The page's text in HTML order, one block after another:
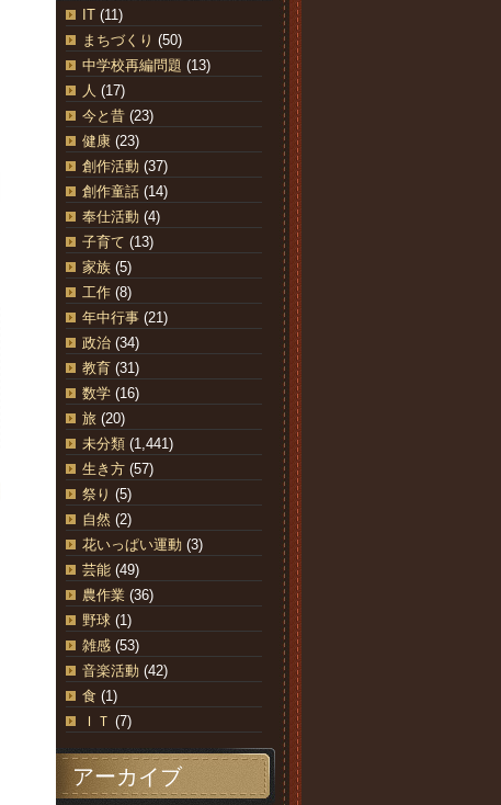
IT (11)
まちづくり (50)
中学校再編問題 (13)
人 (17)
今と昔 (23)
健康 (23)
創作活動 (37)
創作童話 (14)
奉仕活動 (4)
子育て (13)
家族 (5)
工作 (8)
年中行事 (21)
政治 (34)
教育 (31)
数学 (16)
旅 (20)
未分類 (1,441)
生き方 (57)
祭り (5)
自然 (2)
花いっぱい運動 (3)
芸能 (49)
農作業 (36)
野球 (1)
雑感 (53)
音楽活動 (42)
食 (1)
ＩＴ (7)
アーカイブ